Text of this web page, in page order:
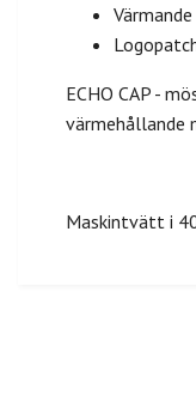
ECHO CAP -
värmehållande
Maskintvätt i